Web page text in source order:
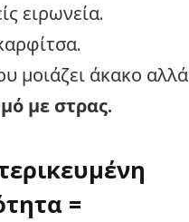
ειρωνεία.
μοιάζει άκακο αλλά
με στρας.
=